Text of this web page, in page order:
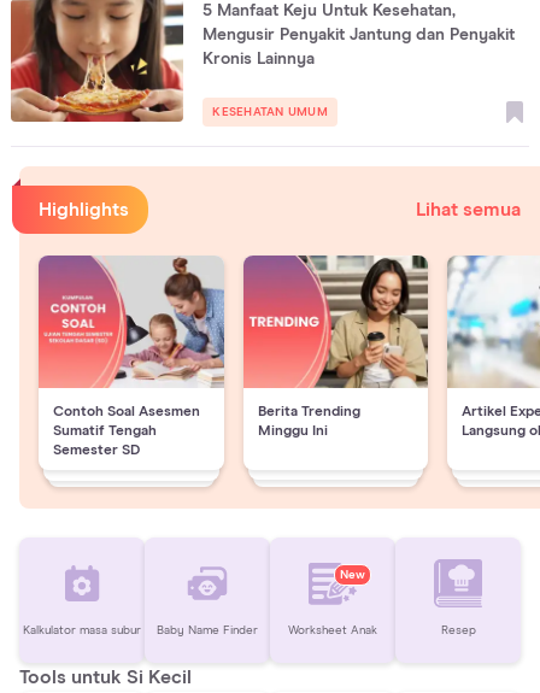
5 Manfaat Keju Untuk Kesehatan,
Mengusir Penyakit Jantung dan Penyakit
Kronis Lainnya
KESEHATAN UMUM
Highlights Lihat semua
Contoh Soal Asesmen
Sumatif Tengah
Semester SD
Berita Trending
Minggu Ini
Artikel
Langsung
Kalkulator masa subur Baby Name Finder
New
Worksheet Anak Resep
Tools untuk Si Kecil